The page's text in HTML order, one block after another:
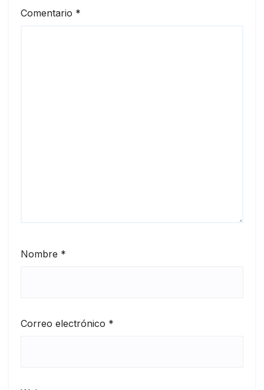
Comentario *
Nombre *
Correo electrónico *